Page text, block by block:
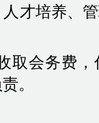
才培养、
取会务费
。